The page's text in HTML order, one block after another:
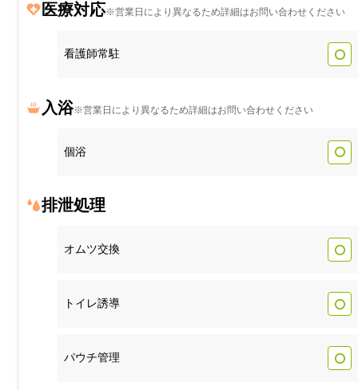
医療対応※営業日により異なるため詳細はお問い合わせください
看護師常駐
入浴※営業日により異なるため詳細はお問い合わせください
個浴
排泄処理
オムツ交換
トイレ誘導
パウチ管理